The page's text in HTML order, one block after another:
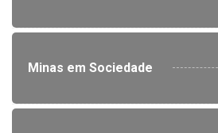
Minas em Sociedade